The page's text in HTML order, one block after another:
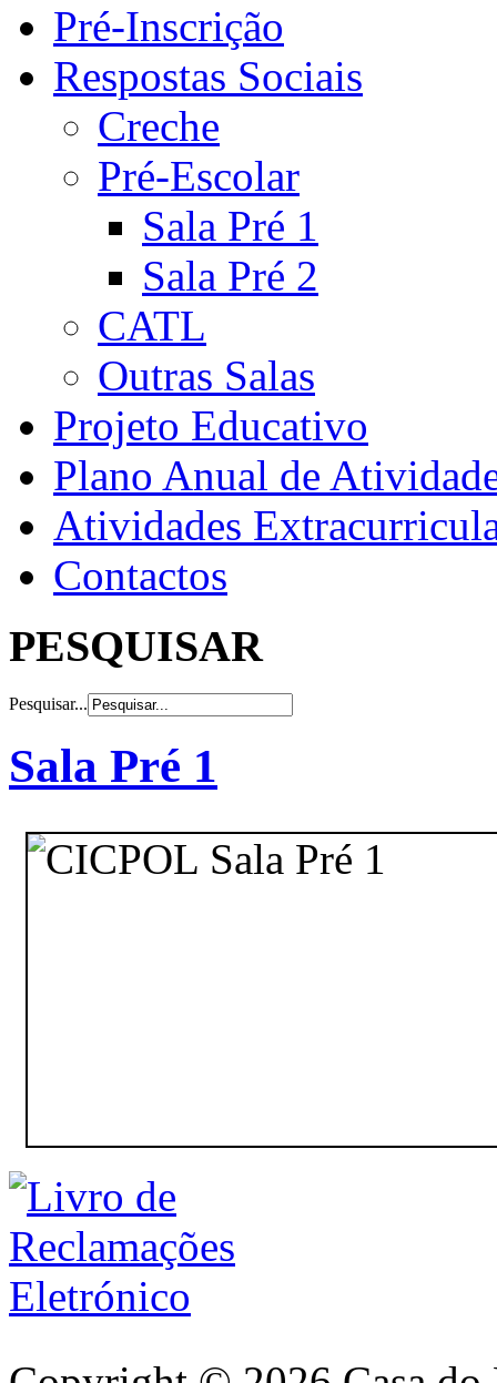
Pré-Inscrição
Respostas Sociais
Creche
Pré-Escolar
Sala Pré 1
Sala Pré 2
CATL
Outras Salas
Projeto Educativo
Plano Anual de
Atividades
Contactos
PESQUISAR
Pesquisar...
Sala Pré 1